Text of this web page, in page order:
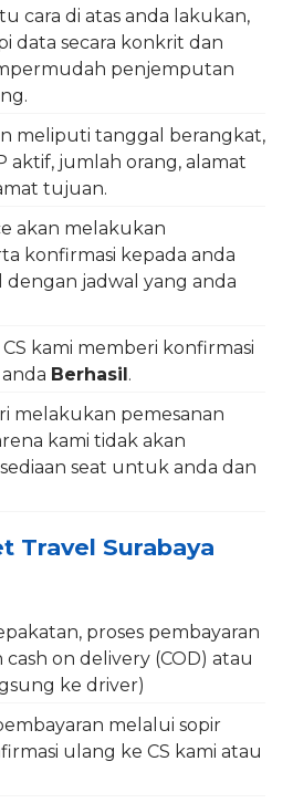
cara di atas anda lakukan,
data secara konkrit dan
penjemputan
meliputi tanggal berangkat,
aktif, jumlah orang, alamat
tujuan.
akan melakukan
konfirmasi kepada anda
dengan jadwal yang anda
kami memberi konfirmasi
Berhasil.
melakukan pemesanan
kami tidak akan
seat untuk anda dan
Travel Surabaya
proses pembayaran
on delivery (COD) atau
ke driver)
melalui sopir
ulang ke CS kami atau